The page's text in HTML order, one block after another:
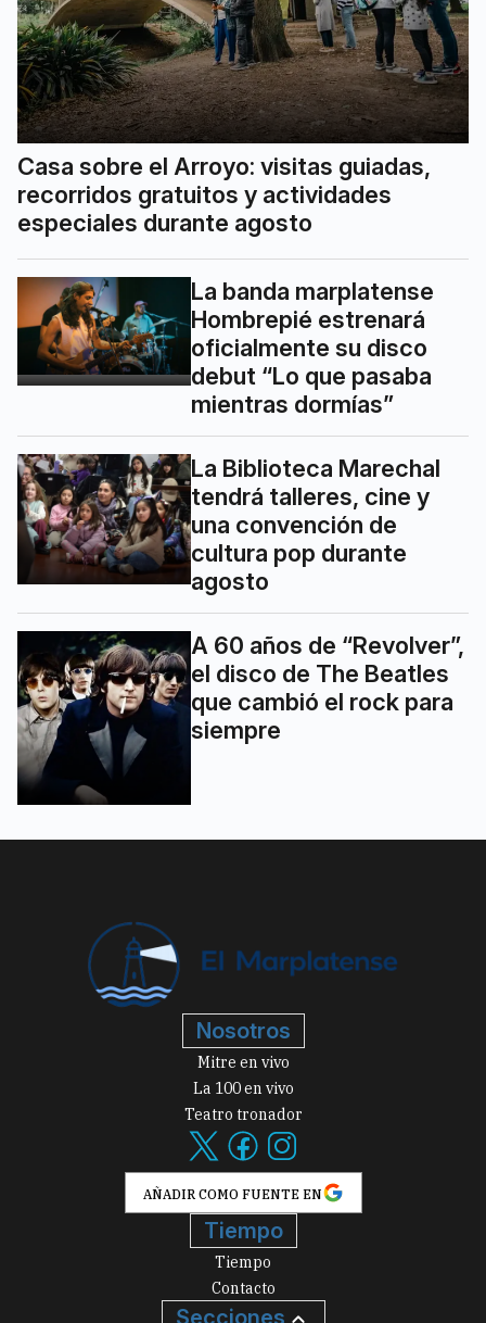
Casa sobre el Arroyo: visitas guiadas,
recorridos gratuitos y actividades
especiales durante agosto
La banda marplatense
Hombrepié estrenará
oficialmente su disco
debut “Lo que pasaba
mientras dormías”
La Biblioteca Marechal
tendrá talleres, cine y
una convención de
cultura pop durante
agosto
A 60 años de “Revolver”,
el disco de The Beatles
que cambió el rock para
siempre
Nosotros
Mitre en vivo
La 100 en vivo
Teatro tronador
AÑADIR COMO FUENTE EN
Tiempo
Tiempo
Contacto